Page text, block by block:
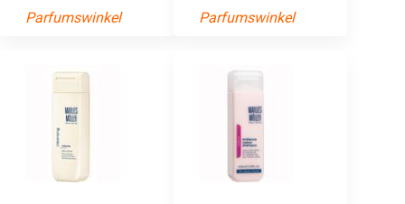
Parfumswinkel
Parfumswinkel